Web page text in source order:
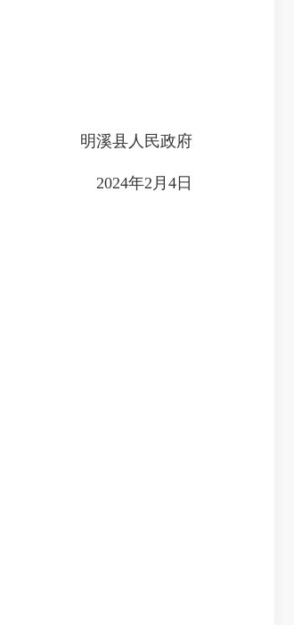
明溪县人民政府
2024年2月4日